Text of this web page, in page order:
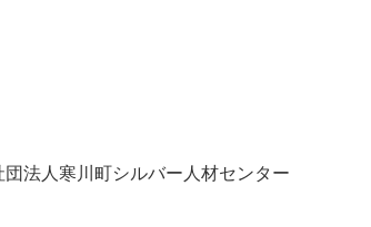
法人寒川町シルバー人材センター